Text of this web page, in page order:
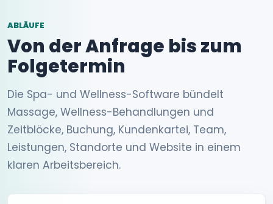
ABLÄUFE
Von der Anfrage bis zum
Folgetermin
Die Spa- und Wellness-Software bündelt
Massage, Wellness-Behandlungen und
Zeitblöcke, Buchung, Kundenkartei, Team,
Leistungen, Standorte und Website in einem
klaren Arbeitsbereich.